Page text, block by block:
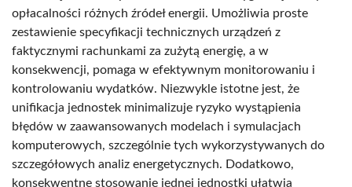
opłacalności różnych źródeł energii. Umożliwia proste
zestawienie specyfikacji technicznych urządzeń z
faktycznymi rachunkami za zużytą energię, a w
konsekwencji, pomaga w efektywnym monitorowaniu i
kontrolowaniu wydatków. Niezwykle istotne jest, że
unifikacja jednostek minimalizuje ryzyko wystąpienia
błędów w zaawansowanych modelach i symulacjach
komputerowych, szczególnie tych wykorzystywanych do
szczegółowych analiz energetycznych. Dodatkowo,
konsekwentne stosowanie jednej jednostki ułatwia